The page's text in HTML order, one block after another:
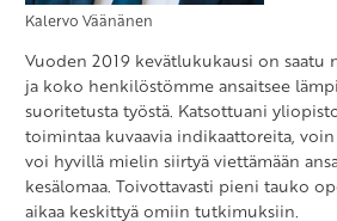
Kalervo Väänänen
Vuoden 2019 kevätlukukausi on saatu
ja koko henkilöstömme ansaitsee
suoritetusta työstä. Katsottuani
toimintaa kuvaavia indikaattoreita,
voi hyvillä mielin siirtyä viettämään
kesälomaa. Toivottavasti pieni tauko
aikaa keskittyä omiin tutkimuksiin.